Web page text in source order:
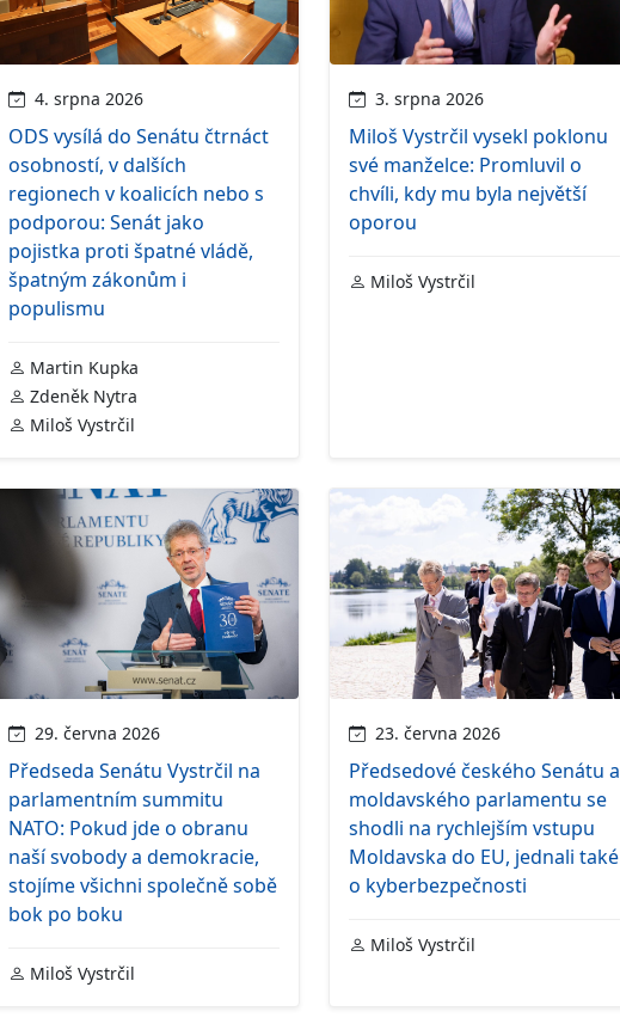
4. srpna 2026
ODS vysílá do Senátu čtrnáct
osobností, v dalších
regionech v koalicích nebo s
podporou: Senát jako
pojistka proti špatné vládě,
špatným zákonům i
populismu
Martin Kupka
Zdeněk Nytra
Miloš Vystrčil
3. srpna 2026
Miloš Vystrčil vysekl poklonu
své manželce: Promluvil o
chvíli, kdy mu byla největší
oporou
Miloš Vystrčil
29. června 2026
Předseda Senátu Vystrčil na
parlamentním summitu
NATO: Pokud jde o obranu
naší svobody a demokracie,
stojíme všichni společně sobě
bok po boku
Miloš Vystrčil
23. června 2026
Předsedové českého Senátu a
moldavského parlamentu se
shodli na rychlejším vstupu
Moldavska do EU, jednali také
o kyberbezpečnosti
Miloš Vystrčil